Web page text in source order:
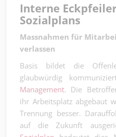
Interne
Sozialplans
Massnahmen für
verlassen
Basis bildet die
glaubwürdig
Management. Die
ihr Arbeitsplatz abgebaut
Trennung besser.
auf die Zukunft